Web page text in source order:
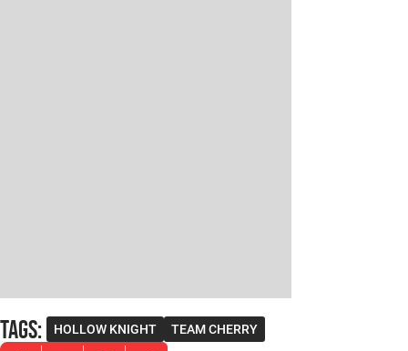
Tags: HOLLOW KNIGHT TEAM CHERRY